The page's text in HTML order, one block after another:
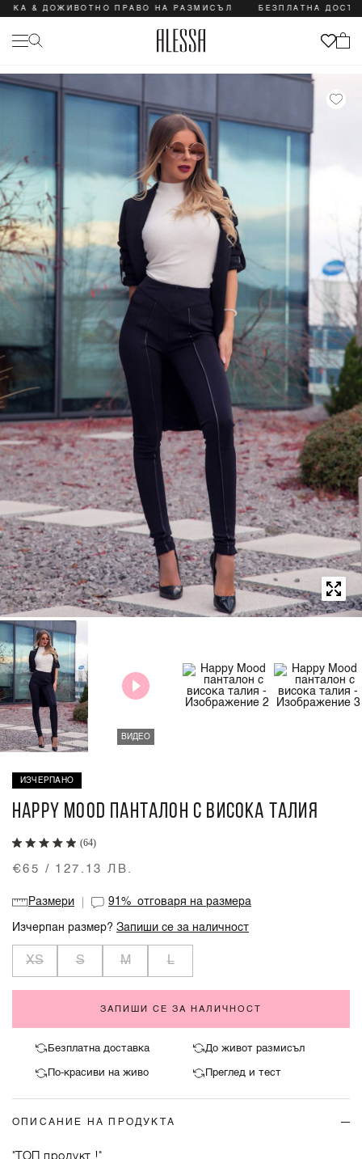
ДОЖИВОТНО ПРАВО НА РАЗМИСЪЛ БЕЗПЛАТНА ДОСТАВКА
ВИДЕО
ИЗЧЕРПАНО
HAPPY MOOD ПАНТАЛОН С ВИСОКА ТАЛИЯ
(64)
€65 / 127.13 ЛВ.
Размери 91%отговаря на размера
Изчерпан размер?Запиши се за наличност
XS S M L
ЗАПИШИ СЕ ЗА НАЛИЧНОСТ
Безплатна доставка До живот размисъл
По-красиви на живо Преглед и тест
ОПИСАНИЕ НА ПРОДУКТА
"ТОП продукт !"